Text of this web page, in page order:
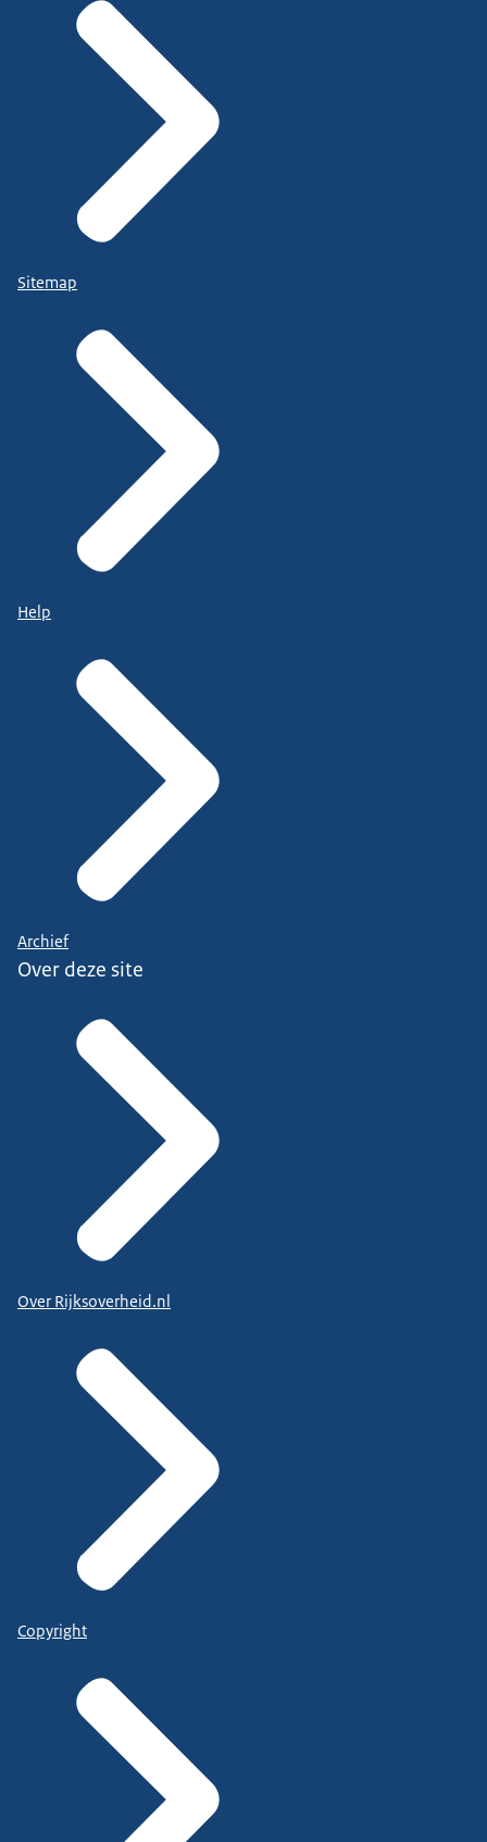
Sitemap
Help
Archief
Over deze site
Over Rijksoverheid.nl
Copyright